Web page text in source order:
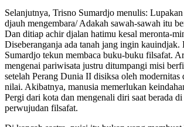
Selanjutnya, Trisno Sumardjo menulis:
djauh mengembara/ Adakah sawah-sawah itu
Dan ditiap achir djalan hatimu kesal meronta-
Diseberanganja ada tanah jang ingin kauindjak.
Sumardjo tekun membaca buku-buku filsafat.
mengenai pariwisata justru ditumpangi misi
setelah Perang Dunia II disiksa oleh modernitas
nilai. Akibatnya, manusia memerlukan
Pergi dari kota dan mengenali diri saat berada
perwujudan filsafat.